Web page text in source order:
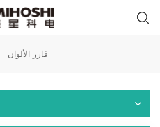
فارز الألوان